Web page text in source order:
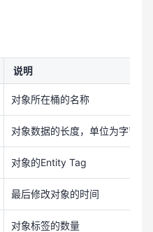
说明
对象所在桶的名称
对象数据的长度，单位为字节
对象的Entity Tag
最后修改对象的时间
对象标签的数量